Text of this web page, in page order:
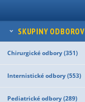
SKUPINY ODBOROV
Chirurgické odbory (351)
Internistické odbory (553)
Pediatrické odbory (289)